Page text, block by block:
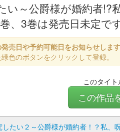
い～公爵様が婚約者
、3巻は発売日未定で
売日や予約可能日をお知らせします
色のボタンをクリックして登録。
このタイ
この作品
たい２～公爵様が婚約者！？私